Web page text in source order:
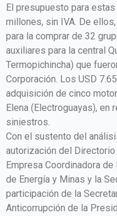
El presupuesto para
millones, sin IVA. De
para la comprar de 32
auxiliares para la central
Termopichincha) que
Corporación. Los USD
adquisición de cinco
Elena (Electroguayas),
siniestros.
Con el sustento del
autorización del Directorio
Empresa Coordinadora
de Energía y Minas y la
participación de la
Anticorrupción de la